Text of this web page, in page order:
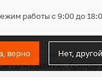
работы с 9:00 до
верно Нет, другой